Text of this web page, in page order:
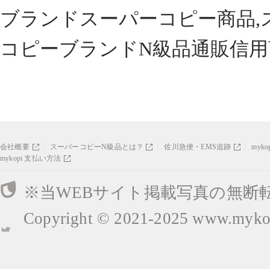
ブランドスーパーコピー商品
コピーブランドN級品通販信
会社概要 スーパーコピーN級品とは？ 佐川急便・EMS追跡
mykopi 支払い方法
※当WEBサイト掲載写真の無断
Copyright © 2021-2025